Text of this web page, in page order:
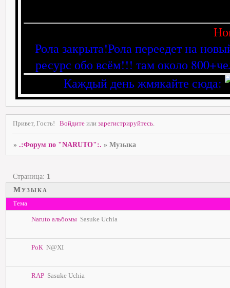
Рола закрыта!Рола переедет на
ресурс обо всём!!! там около
Каждый день жмякайте сюда:
Привет, Гость! Войдите илизарегистрируйтесь.
».:Форум по "NARUTO":. »Музыка
Музыка
Страница: 1
Тема
Naruto альбомы Sasuke Uchia
РоК N@XI
RAP Sasuke Uchia